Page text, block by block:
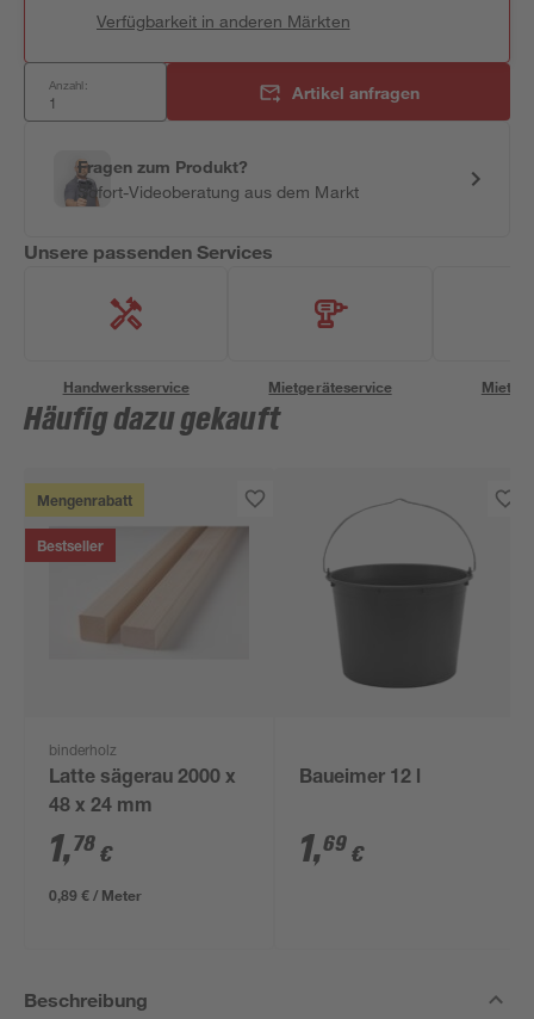
Verfügbarkeit in anderen Märkten
Anzahl: Artikel anfragen
Fragen zum Produkt?
Sofort-Videoberatung aus dem Markt
Unsere passenden Services
Handwerksservice Mietgeräteservice
Häufig dazu gekauft
Mengenrabatt
Bestseller
binderholz
Latte sägerau 2000 x
48 x 24 mm
1,78 €
0,89 € / Meter
Baueimer 12 l
1,69 €
Beschreibung